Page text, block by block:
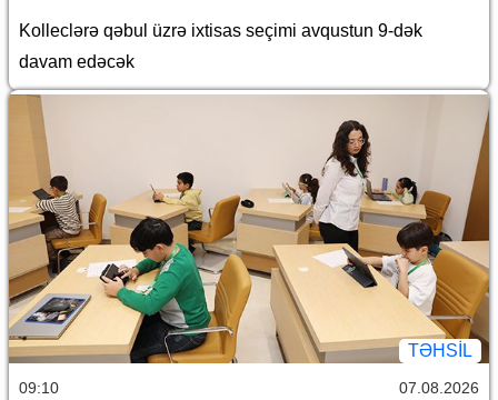
Kolleclərə qəbul üzrə ixtisas seçimi avqustun 9-dək
davam edəcək
TƏHSIL
09:10 07.08.2026